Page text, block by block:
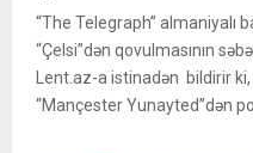
“The Telegraph” almaniyalı
“Çelsi”dən qovulmasının
Lent.az-a istinadən bildirir ki,
“Mançester Yunayted”dən